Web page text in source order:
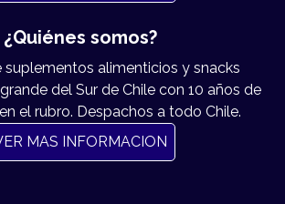
¿Quiénes somos?
suplementos alimenticios y snacks
del Sur de Chile con 10 años de
el rubro. Despachos a todo Chile.
MAS INFORMACION